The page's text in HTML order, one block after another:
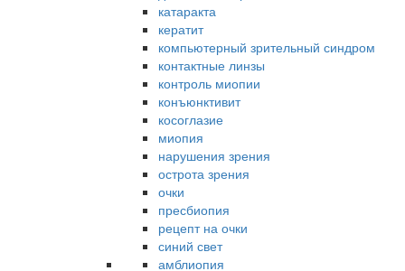
катаракта
кератит
компьютерный зрительный синдром
контактные линзы
контроль миопии
конъюнктивит
косоглазие
миопия
нарушения зрения
острота зрения
очки
пресбиопия
рецепт на очки
синий свет
амблиопия